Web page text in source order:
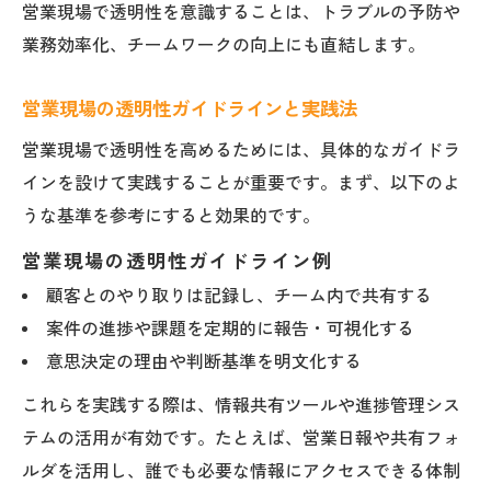
ョン術
営業職ができる情報の透明性確保の工夫
営業現場で透明性を維持する具体的な対策
営業現場で透明性を意識することは、トラブルの予防や
業務効率化、チームワークの向上にも直結します。
営業現場の透明性ガイドラインと実践法
営業現場で透明性を高めるためには、具体的なガイドラ
インを設けて実践することが重要です。まず、以下のよ
うな基準を参考にすると効果的です。
営業現場の透明性ガイドライン例
顧客とのやり取りは記録し、チーム内で共有する
案件の進捗や課題を定期的に報告・可視化する
意思決定の理由や判断基準を明文化する
これらを実践する際は、情報共有ツールや進捗管理シス
テムの活用が有効です。たとえば、営業日報や共有フォ
ルダを活用し、誰でも必要な情報にアクセスできる体制